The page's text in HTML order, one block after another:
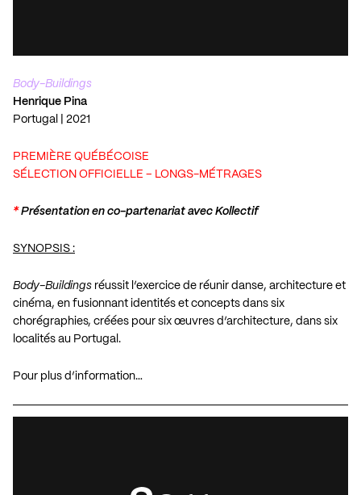
Body-Buildings
Henrique Pina
Portugal | 2021
PREMIÈRE QUÉBÉCOISE
SÉLECTION OFFICIELLE – LONGS-MÉTRAGES
*Présentation en co-partenariat avec Kollectif
SYNOPSIS :
Body-Buildings réussit l’exercice de réunir danse, architecture et
cinéma, en fusionnant identités et concepts dans six
chorégraphies, créées pour six œuvres d’architecture, dans six
localités au Portugal.
Pour plus d’information…